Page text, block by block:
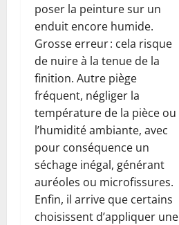
poser la peinture sur un
enduit encore humide.
Grosse erreur : cela risque
de nuire à la tenue de la
finition. Autre piège
fréquent, négliger la
température de la pièce ou
l’humidité ambiante, avec
pour conséquence un
séchage inégal, générant
auréoles ou microfissures.
Enfin, il arrive que certains
choisissent d’appliquer une